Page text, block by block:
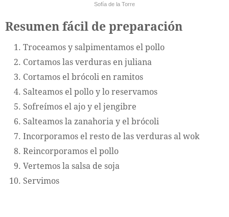
Sofía de la Torre
Resumen fácil de preparación
Troceamos y salpimentamos el pollo
Cortamos las verduras en juliana
Cortamos el brócoli en ramitos
Salteamos el pollo y lo reservamos
Sofreímos el ajo y el jengibre
Salteamos la zanahoria y el brócoli
Incorporamos el resto de las verduras al wok
Reincorporamos el pollo
Vertemos la salsa de soja
Servimos